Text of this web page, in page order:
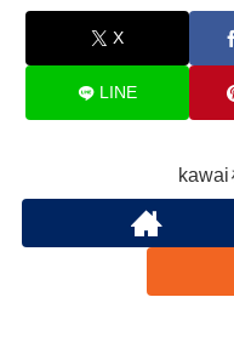
X
LINE
kawai